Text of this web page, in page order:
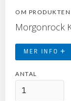
OM PRODUKTEN
Morgonrock
MER INFO +
ANTAL